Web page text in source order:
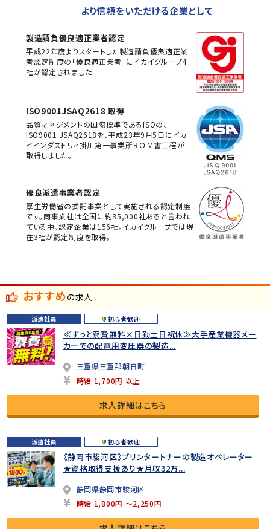
より信頼をいただける企業として
製造請負優良適正業者認定
平成22年度よりスタートした製造請負優良適正業
者認定制度の「優良適正業者」にイカイグループ4
社が認定されました
ISO9001JSAQ2618 取得
品質マネジメントの国際標準であるISOの、
ISO9001 JSAQ2618を、平成23年9月5日にイカ
イインダストリィ掛川第一事業所ＲＯＭ書工程が
取得しました。
優良派遣事業者認定
厚生労働省の委託事業として実施される認定制度
です。同事業社は全国に約35,000社あると言われ
ている中、認定企業は156社。イカイグループでは現
在3社が認定制度を取得。
おすすめの求人
派遣社員 初心者歓迎
≪ずっと寮費無料×日勤土日祝休≫大手産業機器メー
カーでの配電用変圧器の製造...
三重県三重郡朝日町
時給 1,700円 以上
求人詳細はこちら
派遣社員 初心者歓迎
《静岡市駿河区》プリンタートナーの製造オペレーター
★資格取得支援あり★月収32万...
静岡県静岡市駿河区
時給 1,800円 ～2,250円